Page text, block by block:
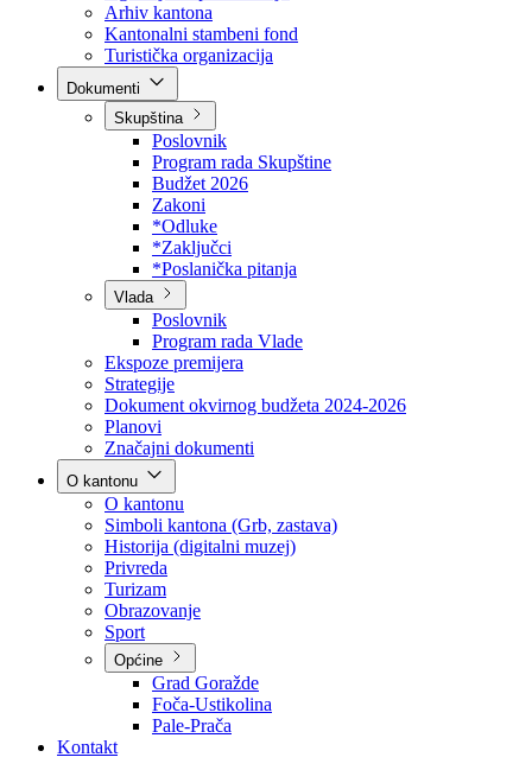
BPK šume
RTV BPK
Agencija za privatizaciju
Arhiv kantona
Kantonalni stambeni fond
Turistička organizacija
Skupština
Poslovnik
Program rada Skupštine
Budžet 2026
Zakoni
*Odluke
*Zaključci
*Poslanička pitanja
Vlada
Poslovnik
Program rada Vlade
Ekspoze premijera
Strategije
Dokument okvirnog budžeta 2024-2026
Planovi
Značajni dokumenti
O kantonu
O kantonu
Simboli kantona (Grb, zastava)
Historija (digitalni muzej)
Privreda
Turizam
Obrazovanje
Općine